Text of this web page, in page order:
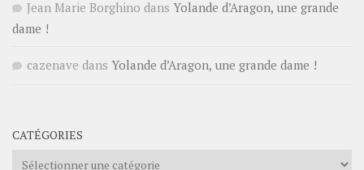
Jean Marie Borghino dans Yolande d’Aragon, une grande
dame !
cazenave dans Yolande d’Aragon, une grande dame !
CATÉGORIES
Catégories